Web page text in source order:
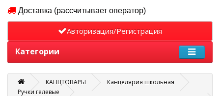
Доставка (рассчитывает оператор)
Авторизация/Регистрация
Категории
КАНЦТОВАРЫ
Канцелярия школьная
Ручки гелевые